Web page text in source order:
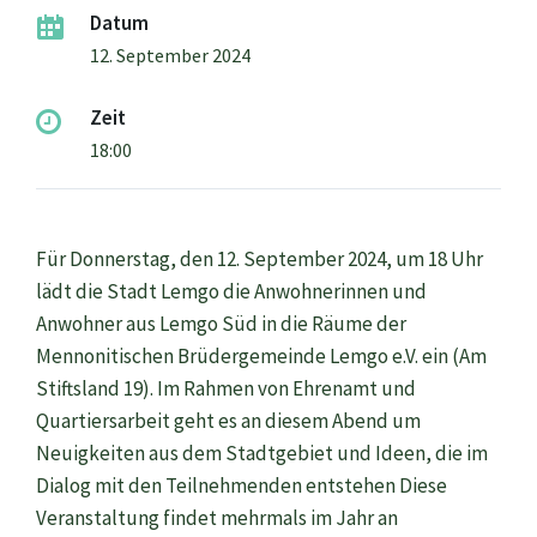
Datum
12. September 2024
Zeit
18:00
Für Donnerstag, den 12. September 2024, um 18 Uhr
lädt die Stadt Lemgo die Anwohnerinnen und
Anwohner aus Lemgo Süd in die Räume der
Mennonitischen Brüdergemeinde Lemgo e.V. ein (Am
Stiftsland 19). Im Rahmen von Ehrenamt und
Quartiersarbeit geht es an diesem Abend um
Neuigkeiten aus dem Stadtgebiet und Ideen, die im
Dialog mit den Teilnehmenden entstehen Diese
Veranstaltung findet mehrmals im Jahr an